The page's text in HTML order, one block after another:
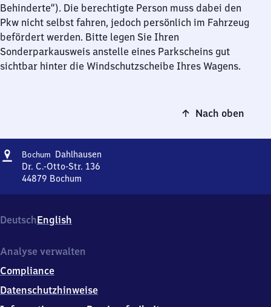
Behinderte“). Die berechtigte Person muss dabei den
Pkw nicht selbst fahren, jedoch persönlich im Fahrzeug
befördert werden. Bitte legen Sie Ihren
Sonderparkausweis anstelle eines Parkscheins gut
sichtbar hinter die Windschutzscheibe Ihres Wagens.
Nach oben
Adresse
Bochum DahlhausenBochum-
Dr. C.-Otto-Str. 136
44879 Bochum
Dr.
C.-
Str.
4
4
DeutschEnglish
Analyse verwalten
Compliance
Datenschutzhinweise